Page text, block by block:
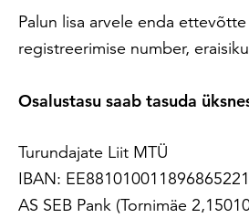
Palun lisa arvele enda
registreerimise number,
Osalustasu saab tasuda
Turundajate Liit MTÜ
IBAN: EE881010011896865221
AS SEB Pank (Tornimäe